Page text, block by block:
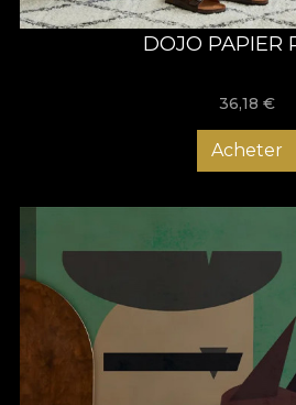
DOJO PAPIER
36,18 €
Acheter